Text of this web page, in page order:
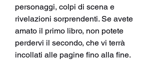
personaggi, colpi di scena e
rivelazioni sorprendenti. Se avete
amato il primo libro, non potete
perdervi il secondo, che vi terrà
incollati alle pagine fino alla fine.